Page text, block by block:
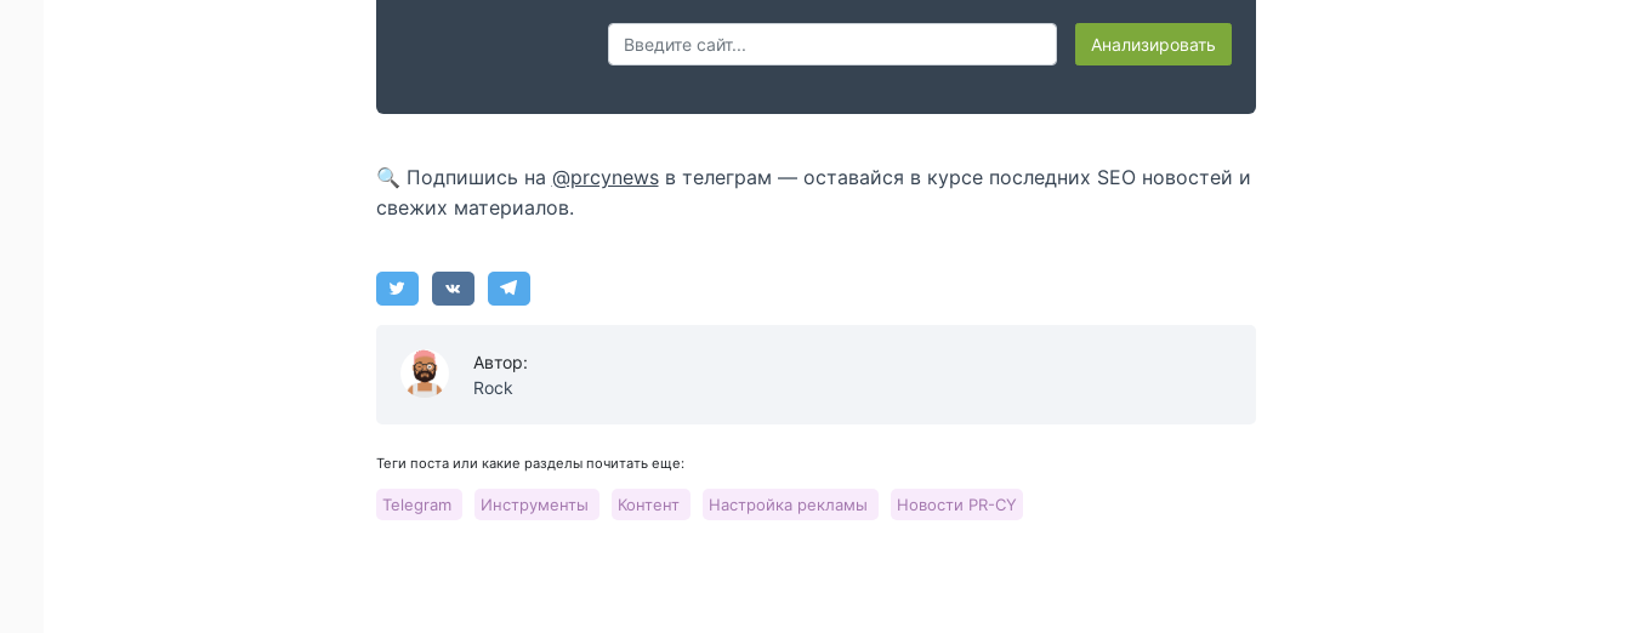
Анализировать
🔍 Подпишись на @prcynewsв телеграм — оставайся в курсе последних SEO новостей и
свежих материалов.
Автор:
Rock
Теги поста или какие разделы почитать еще:
Telegram Инструменты Контент Настройка рекламы Новости PR-CY